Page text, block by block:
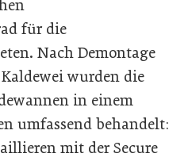
für die
Nach Demontage
wurden die
in einem
umfassend behandelt:
mit der Secure